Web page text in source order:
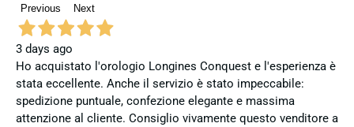
Previous Next
3 days ago
Ho acquistato l'orologio Longines Conquest e l'esperienza è
stata eccellente. Anche il servizio è stato impeccabile:
spedizione puntuale, confezione elegante e massima
attenzione al cliente. Consiglio vivamente questo venditore a